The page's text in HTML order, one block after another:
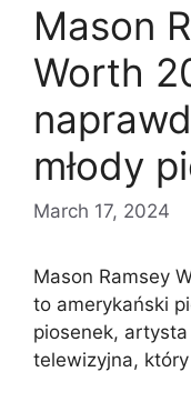
Mason
Worth
młody
March 17, 2024
Mason Ramsey
to amerykański
piosenek,
telewizyjna,